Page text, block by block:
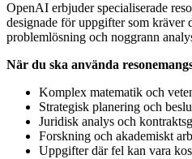
OpenAI erbjuder specialiserade
designade för uppgifter som
problemlösning och noggrann
När du ska använda
Komplex matematik och
Strategisk planering och
Juridisk analys och
Forskning och akademiskt
Uppgifter där fel kan vara